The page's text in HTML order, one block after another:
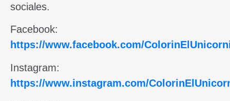
sociales.
Facebook:
https://www.facebook.com/
Instagram:
https://www.instagram.com/